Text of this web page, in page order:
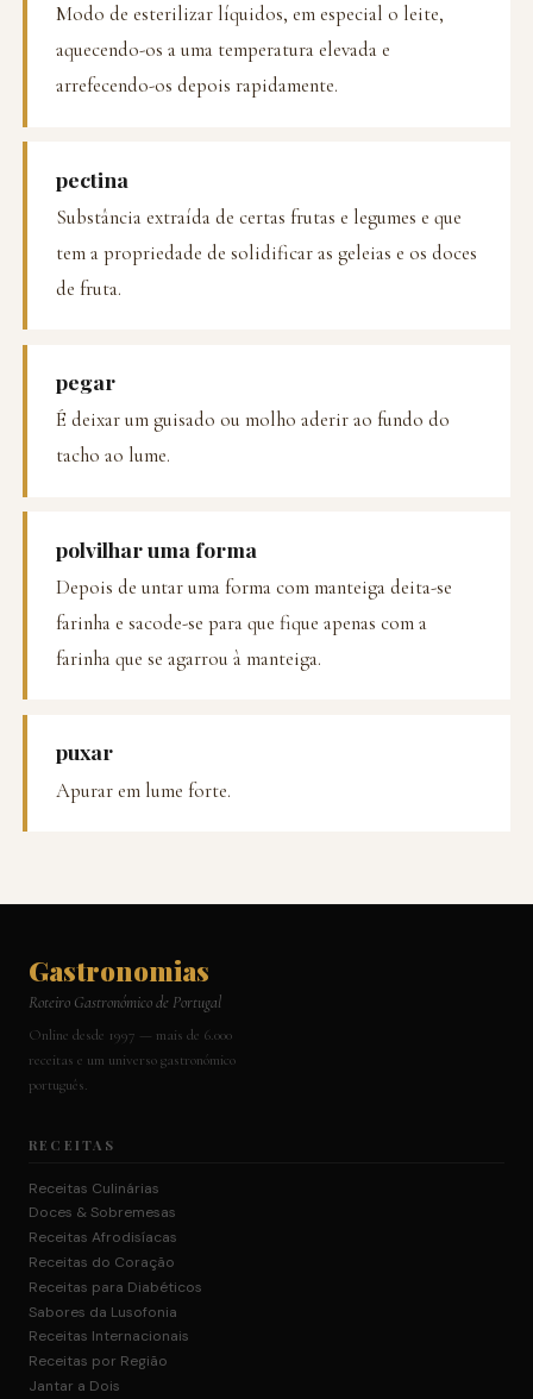
Modo de esterilizar líquidos, em especial o leite,
aquecendo-os a uma temperatura elevada e
arrefecendo-os depois rapidamente.
pectina
Substância extraída de certas frutas e legumes e que
tem a propriedade de solidificar as geleias e os doces
de fruta.
pegar
É deixar um guisado ou molho aderir ao fundo do
tacho ao lume.
polvilhar uma forma
Depois de untar uma forma com manteiga deita-se
farinha e sacode-se para que fique apenas com a
farinha que se agarrou à manteiga.
puxar
Apurar em lume forte.
Gastronomias
Roteiro Gastronómico de Portugal
Online desde 1997 — mais de 6.000
receitas e um universo gastronómico
português.
RECEITAS
Receitas Culinárias
Doces & Sobremesas
Receitas Afrodisíacas
Receitas do Coração
Receitas para Diabéticos
Sabores da Lusofonia
Receitas Internacionais
Receitas por Região
Jantar a Dois